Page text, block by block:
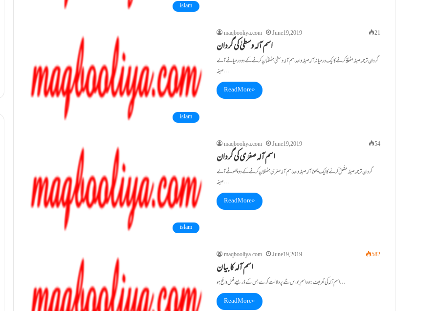
islam
islam
maqbooliya.com June 19, 2019 21
اسم آلہ وسطیٰ کی گردان
گردان ترجمہ صیغہ مِفْعَلَۃٌ کرنے کا ایک درمیانہ آلہ صیغہ واحداسم آلہ وسطیٰ مِفْعَلَتَانِ کرنے کے دو درمیانے آلے
صیغہ…
Read More »
islam
maqbooliya.com June 19, 2019 54
اسم آلہ صغرٰی کی گردان
گردان ترجمہ صیغہ مِفْعَلٌ کرنے کا ایک چھوٹا آلہ صیغہ واحداسم آلہ صغری مِفْعَلانِ کرنے کے دو چھوٹے آلے
صیغہ…
Read More »
maqbooliya.com June 19, 2019 582
اسم آلہ کا بیان
اسم آلہ کی تعریف: وہ اسم جو اس شے پر دلالت کرے جس کے ذریعے فعل واقع ہو…
Read More »